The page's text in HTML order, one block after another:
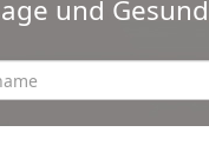
und